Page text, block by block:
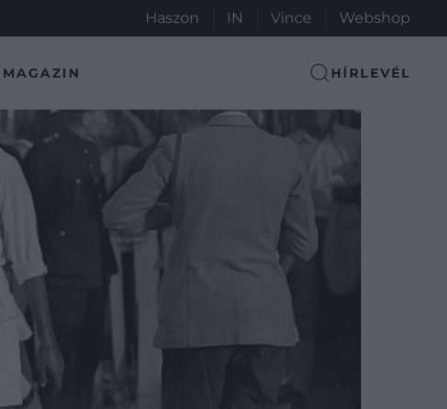
Haszon IN Vince Webshop
MAGAZIN HÍRLEVÉL